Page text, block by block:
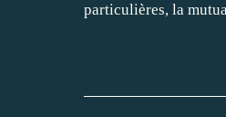
particulières, la